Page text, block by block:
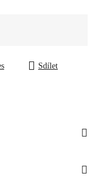
Sdílet